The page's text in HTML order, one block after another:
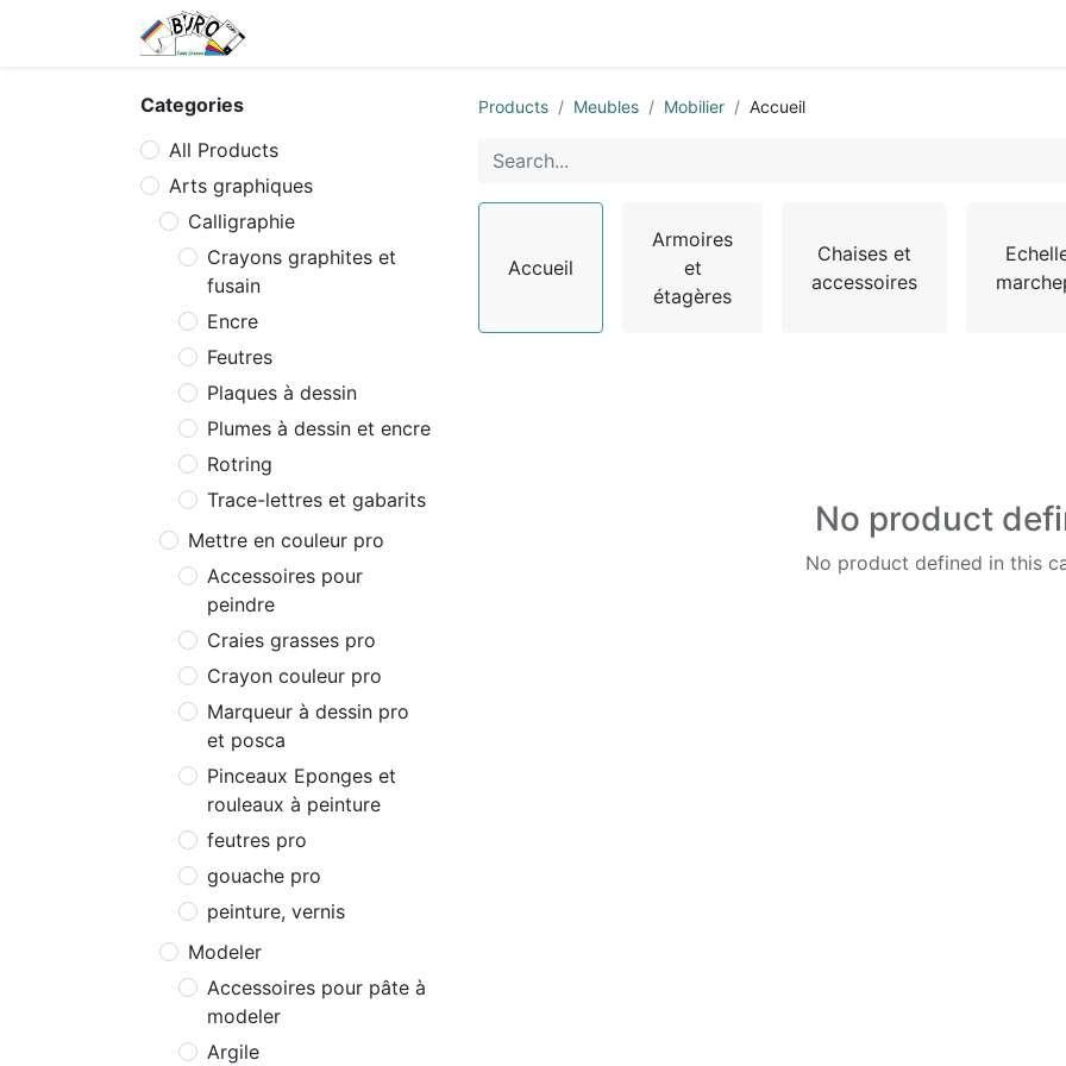
Categories
All Products
Arts graphiques
Calligraphie
Crayons graphites et
fusain
Encre
Feutres
Plaques à dessin
Plumes à dessin et encre
Rotring
Trace-lettres et gabarits
Mettre en couleur pro
Accessoires pour
peindre
Craies grasses pro
Crayon couleur pro
Marqueur à dessin pro
et posca
Pinceaux Eponges et
rouleaux à peinture
feutres pro
gouache pro
peinture, vernis
Modeler
Accessoires pour pâte à
modeler
Argile
Products Meubles Mobilier Accueil
Accueil
Armoires
et
étagères
Chaises et
accessoires
No product
No product defined in this